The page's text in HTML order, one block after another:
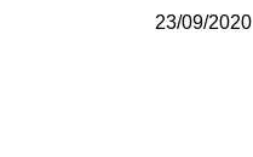
23/09/2020